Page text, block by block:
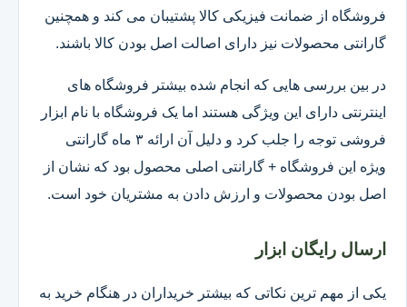
فروشگاه از ضمانت فیزیکی کالا پشتیبان می کند و همچنین
گارانتی محصولات نیز دارای اصالت اصل بودن کالا باشند.
در بین بررسی هایی که انجام شده بیشتر فروشگاه های
اینترنتی دارای این ویژگی هستند اما یک فروشگاه با نام ابزار
فروشی توجه را جلب کرد و دلیل آن ارائه ۳ ماه گارانتی
ویژه این فروشگاه + گارانتی اصلی محصول بود که نشان از
اصل بودن محصولات و ارزش دادن به مشتریان خود است.
ارسال رایگان ابزار
یکی از مهم ترین نکاتی که بیشتر خریداران در هنگام خرید به